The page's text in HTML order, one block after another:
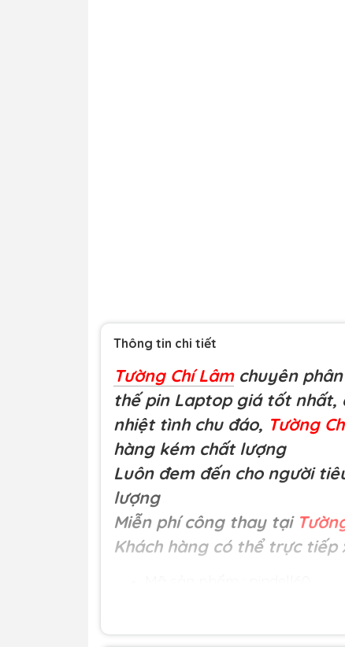
Thông tin chi tiết
Tường Chí Lâm chuyên
thế pin Laptop giá tốt nhất,
nhiệt tình chu đáo, Tường
hàng kém chất lượng
Luôn đem đến cho người
lượng
Miễn phí công thay tại
Khách hàng có thể trực
Pin laptop chất
Nguồn gốc: Nhập khẩu.